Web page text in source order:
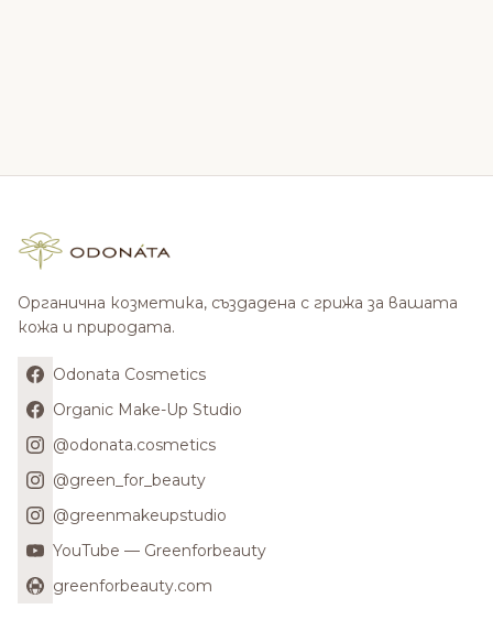
Органична козметика, създадена с грижа за вашата
кожа и природата.
Odonata Cosmetics
Organic Make-Up Studio
@odonata.cosmetics
@green_for_beauty
@greenmakeupstudio
YouTube — Greenforbeauty
greenforbeauty.com